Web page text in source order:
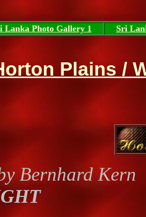
Lanka Photo Gallery 1 Sri
Plains /
Bernhard Kern